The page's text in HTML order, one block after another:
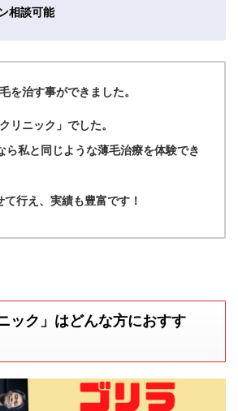
相談可能
を治す事ができました。
リニック」でした。
ら私と同じような薄毛治療を体験でき
行え、実績も豊富です！
ック」はどんな方におすす